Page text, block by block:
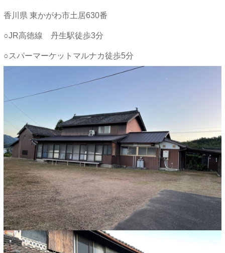
香川県 東かがわ市土居630番
○JR高徳線 丹生駅徒歩3分
○スパーマーケットマルナカ徒歩5分